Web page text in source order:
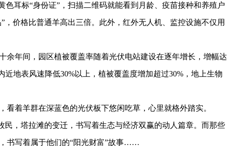
耳标“身份证”，扫描二维码就能看到月龄、疫苗接种和养殖户
，价格比普通羊高出三倍。此外，红外无人机、监控设施不仅用
年间，园区植被覆盖率随着光伏电站建设在逐年增长，增幅达
地表风速降低30%以上，植被覆盖度增加超过30%，地上生物
着羊群在深蓝色的光伏板下悠闲吃草，心里就格外踏实。
民，塔拉滩的变迁，书写着生态与经济双赢的动人篇章。而那些
书写着属于他们的“阳光财富”故事……